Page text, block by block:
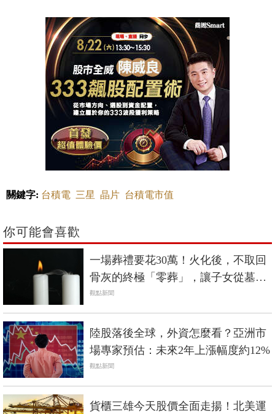
關鍵字: 台積電 三星 晶片 台積電市值
你可能會喜歡
一場葬禮要花30萬！火化後，不取回
骨灰的終極「零葬」，讓子女從墓地
的重擔解放
觀點新聞
陸股落後全球，外資怎麼看？亞洲市
場專家預估：未來2年上漲幅度約12%
觀點新聞
貨櫃三雄今天股價全面走揚！北美運